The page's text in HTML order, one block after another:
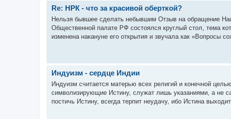
Re: НРК - что за красивой оберткой?
Нельзя бывшее сделать небывшим Отзыв на обращение
Общественной палате РФ состоялся круглый стол, тема
изменена накануне его открытия и звучала как «Вопросы
Индуизм - сердце Индии
Индуизм считается матерью всех религий и конечной
символизирующие Истину, служат лишь указаниями, а не
постичь Истину, всегда терпит неудачу, ибо Истина